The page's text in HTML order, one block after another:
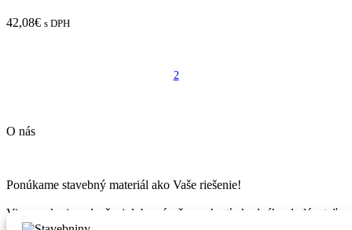
42,08€ s DPH
2
O nás
Ponúkame stavebný materiál ako Vaše riešenie!
Vieme, ako je v dnešnej dobe náročne vybrať vhodného dodávateľa
a kvalitné stavebné produkty.